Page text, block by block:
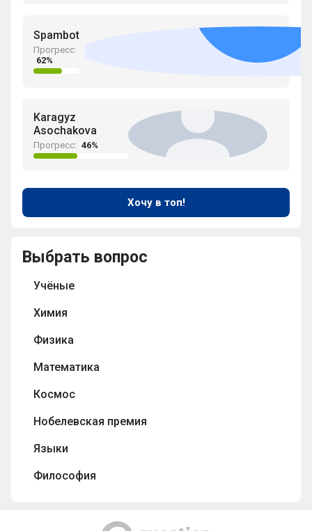
Выбрать вопрос
Учёные
Химия
Физика
Математика
Космос
Нобелевская премия
Языки
Философия
Spambot
Прогресс:
62%
Karagyz
Asochakova
Прогресс: 46%
Хочу в топ!